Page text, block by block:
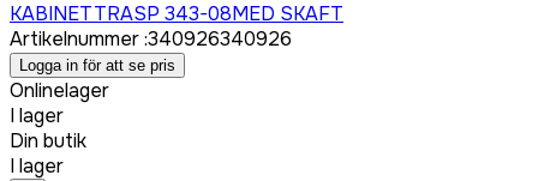
KABINETTRASP 343-08MED SKAFT
Artikelnummer:340926340926
Logga in för att se pris
Onlinelager
I lager
Din butik
I lager